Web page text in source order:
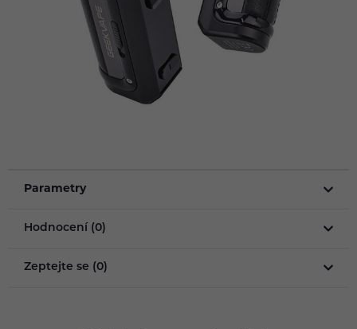
Parametry
Hodnocení (0)
Zeptejte se (0)